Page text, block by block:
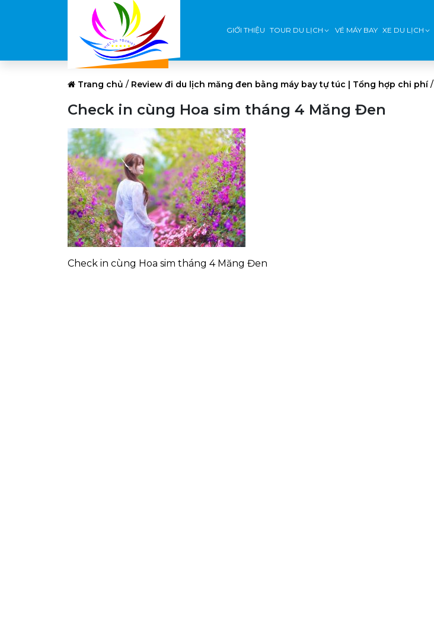
GIỚI THIỆU TOUR DU LỊCH VÉ MÁY BAY XE DU LỊCH
Trang chủ / Review đi du lịch măng đen bằng máy bay tự túc | Tổng hợp chi phí/
Check in cùng Hoa sim tháng 4 Măng Đen
Check in cùng Hoa sim tháng 4 Măng Đen